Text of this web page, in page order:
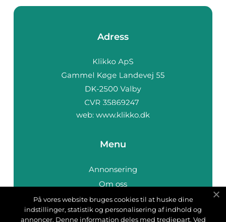
Adress
web: www.klikko.dk
Menu
Annonsering
Om oss
Cookies
Kontakta oss
På vores website bruges cookies til at huske dine
indstillinger, statistik og personalisering af indhold og
annoncer. Denne information deles med tredjepart. Ved